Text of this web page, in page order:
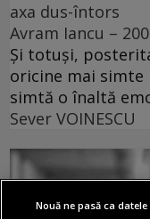
axa dus-întors
Avram Iancu – 200
Și totuși,
oricine mai simte
simtă o înaltă
Sever VOINESCU
Nouă ne pasă ca